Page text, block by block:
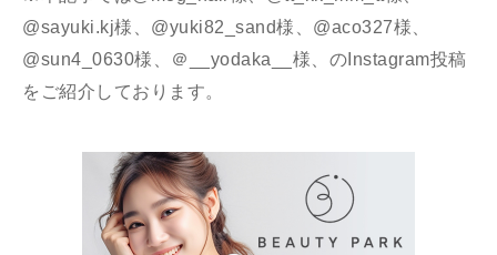
@sayuki.kj様、@yuki82_sand様、@aco327様、
@sun4_0630様、＠__yodaka__様、のInstagram投稿
をご紹介しております。